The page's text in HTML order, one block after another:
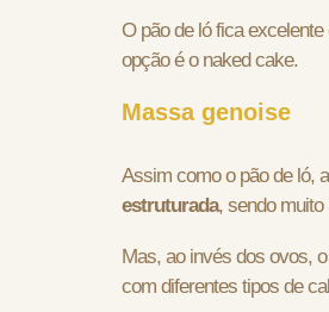
O pão de ló fica
opção é o naked cake.
Massa genoise
Assim como o pão de ló,
estruturada, sendo
Mas, ao invés dos ovos,
com diferentes tipos de